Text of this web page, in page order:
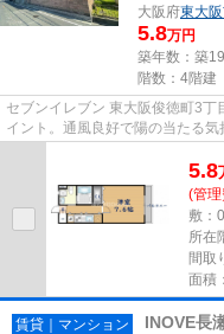
大阪府東大
5.8万円
築年数：築
階数：4階建
セブンイレブン 東大阪俊徳町3
イント。通風良好で陽の当たる気
駅利用できる場所にあるので...
5.8
(管
敷：
所在
間取
面積
賃貸｜マンション INOVE長